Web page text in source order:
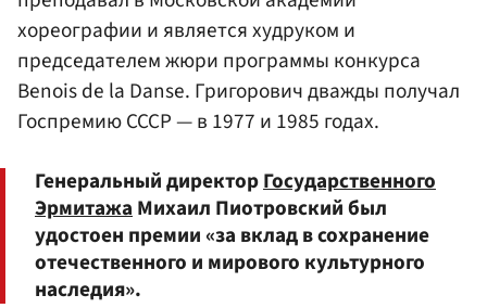
хореографии и является худруком и
председателем жюри программы конкурса
Benois de la Danse. Григорович дважды получал
Госпремию СССР — в 1977 и 1985 годах.
Генеральный директорГосударственного
ЭрмитажаМихаил Пиотровский был
удостоен премии «за вклад в сохранение
отечественного и мирового культурного
наследия».